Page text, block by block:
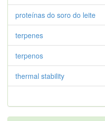
proteínas do soro do leite
terpenes
terpenos
thermal stability